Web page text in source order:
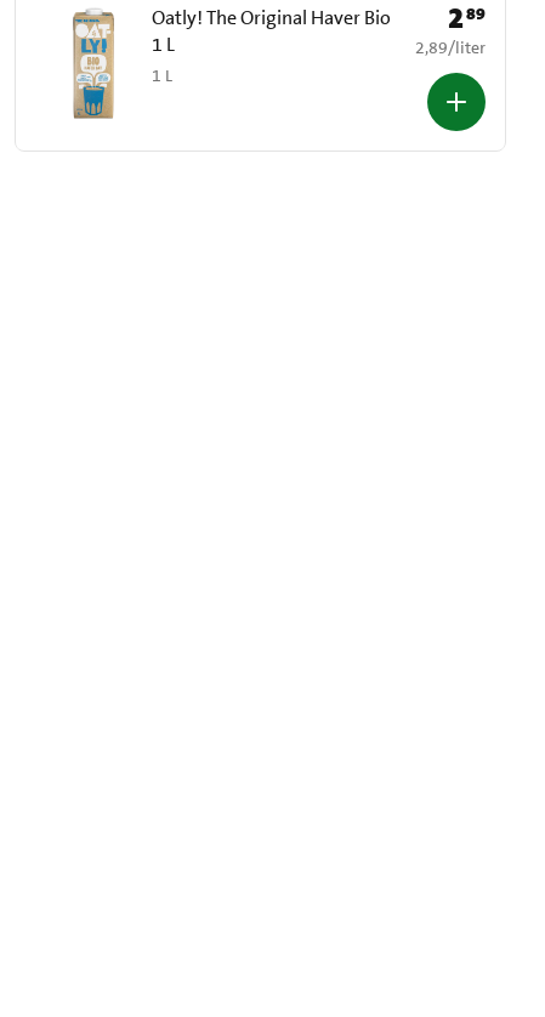
Oatly! The Original Haver Bio
1 L
1 L
Prijs: € 2,89
289
€ 2,89 per liter
2,89/liter